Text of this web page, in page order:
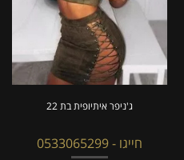
ג'ניפר איתיופית בת 22
חייגו - 0533065299